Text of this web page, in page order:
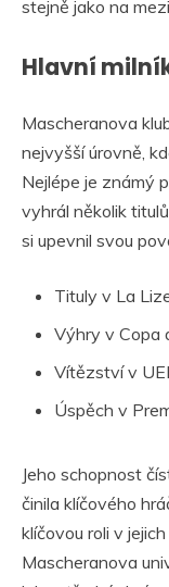
stejně jako na
Hlavní
Mascheranova
nejvyšší úrovně,
Nejlépe je známý
vyhrál několik
si upevnil svou
Tituly v La
Výhry v Copa
Vítězství v
Úspěch v
Jeho schopnost
činila klíčového
klíčovou roli v
Mascheranova